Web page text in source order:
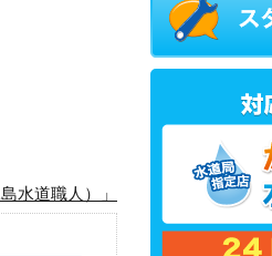
水道職人）」